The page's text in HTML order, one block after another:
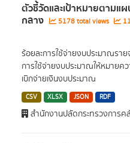
ตัวชี้วัดและเป้าหมายตาม
กลาง 5178 total views
ร้อยละการใช้จ่ายงบประมาณรา
การใช้จ่ายงบประมาณให้หมายค
เบิกจ่ายเงินงบประมาณ
CSV XLSX JSON RDF
สำนักงานปลัดกระทรวงการค